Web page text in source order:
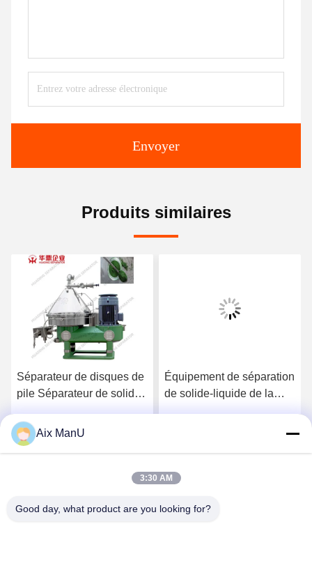
Envoyer
Produits similaires
Séparateur de disques de
pile Séparateur de solides
Équipement de séparation
de solide-liquide de la
Aix ManU
3:30 AM
Good day, what product are you looking for?